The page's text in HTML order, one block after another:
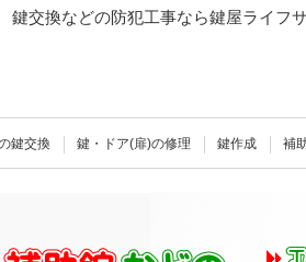
鍵交換などの防犯工事なら鍵屋ライフ
鍵交換 鍵・ドア(扉)の修理 鍵作成 補